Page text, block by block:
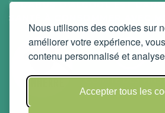
Nous utilisons des cookies sur
améliorer votre expérience,
contenu personnalisé et
Accepter tous les
L'ABUS D'ALCOOL EST
SANTÉ À CONSOMMER AVEC